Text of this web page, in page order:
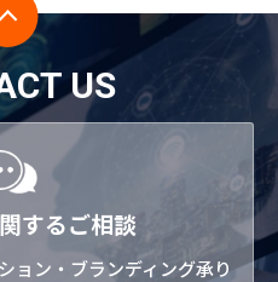
US
するご相談
ョン・ブランディング承り